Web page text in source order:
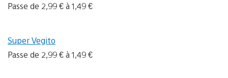
Passe de 2,99 € à 1,49 €
Super Vegito
Passe de 2,99 € à 1,49 €